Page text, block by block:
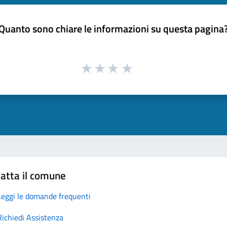
sono chiare le informazioni su questa
il comune
le domande frequenti
Assistenza